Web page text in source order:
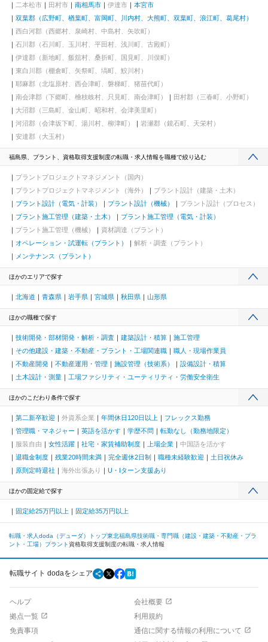
二本松市
田村市 南相馬市 伊達市
本宮市
双葉郡（広野町、楢葉町、富岡町、川内村、大熊町、双葉町、浪江町、葛尾村）
西白河郡（西郷村、泉崎村、中島村、矢吹町）
石川郡（石川町、玉川村、平田村、浅川町、古殿町）
伊達郡（新地町、飯舘村、桑折町、国見町、川俣町）
東白川郡（棚倉町、矢祭町、塙町、鮫川村）
耶麻郡（北塩原村、西会津町、磐梯町、猪苗代町）
南会津郡（下郷町、檜枝岐村、只見町、南会津町）
田村郡（三春町、小野町）
大沼郡（三島町、金山町、昭和村、会津美里町）
河沼郡（会津坂下町、湯川村、柳津町）
岩瀬郡（鏡石町、天栄村）
安達郡（大玉村）
福島県、プラント、資格取得支援制度の転職・求人情報を職種で絞り込む
プラントプロジェクトマネジメント（国内）
プラントプロジェクトマネジメント（海外）
プラント設計（建築・土木）
プラント設計（電気・計装）
プラント設計（機械）
プラント設計（プロセス）
プラント施工管理（建築・土木）
プラント施工管理（電気・計装）
プラント施工管理（機械）
資材調達（プラント）
オペレーション・試運転（プラント）
解析・調査（プラント）
メンテナンス（プラント）
ほかのエリアで探す
北海道 青森県 岩手県 宮城県 秋田県 山形県
ほかの職種で探す
技術開発・部材開発・解析・調査 建築設計・積算
施工管理
その他建設・建築・不動産・プラント・工場関連職
職人・現場作業員
不動産開発
不動産運用・管理 施設管理（技術系）
設備設計・積算
土木設計・測量
工場ファシリティ・ユーティリティ・労働安全衛生
ほかのこだわり条件で探す
第二新卒歓迎 外資系企業 年間休日120日以上
フレックス勤務
管理職・マネジャー
英語を活かす 学歴不問
転勤なし（勤務地限定）
服装自由
女性活躍 社宅・家賃補助制度 上場企業
中国語を活かす
退職金制度
残業20時間未満 完全週休2日制 職種未経験歓迎
土日祝休み
原則定時退社
海外出張あり U・Iターン支援あり
ほかの固定給で探す
固定給25万円以上 固定給35万円以上
転職・求人doda（デューダ）トップ東北福島県技術職・専門職（建設・建築・不動産・プラ
ント・工場） プラント 資格取得支援制度の転職・求人情報
転職サイト dodaをシェア
ヘルプ
会社概要
拠点一覧
利用規約
免責事項
通信に関する情報の利用について